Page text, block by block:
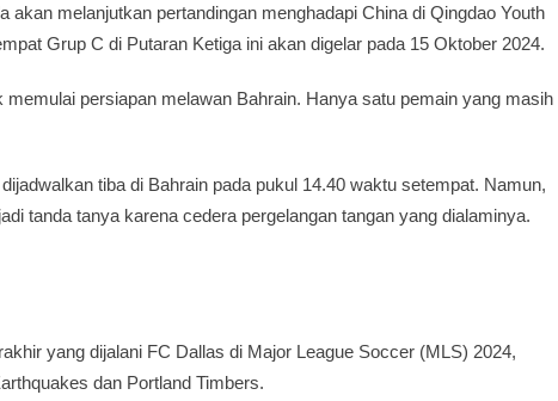
akan melanjutkan pertandingan menghadapi China di Qingdao Youth
Grup C di Putaran Ketiga ini akan digelar pada 15 Oktober 2024.
memulai persiapan melawan Bahrain. Hanya satu pemain yang masih
tiba di Bahrain pada pukul 14.40 waktu setempat. Namun,
tanda tanya karena cedera pergelangan tangan yang dialaminya.
yang dijalani FC Dallas di Major League Soccer (MLS) 2024,
dan Portland Timbers.